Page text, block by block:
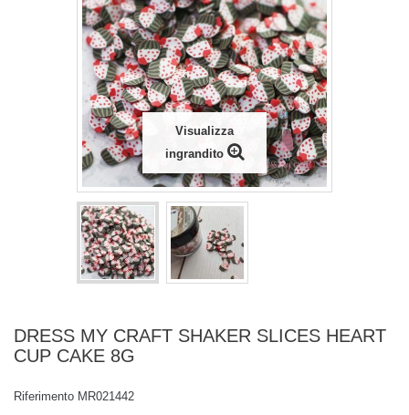
Visualizza
ingrandito
DRESS MY CRAFT SHAKER SLICES HEART
CUP CAKE 8G
Riferimento MR021442